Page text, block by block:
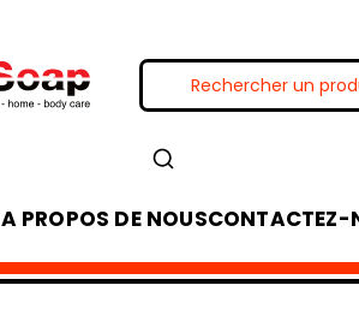
A PROPOS DE NOUSCONTACTEZ-